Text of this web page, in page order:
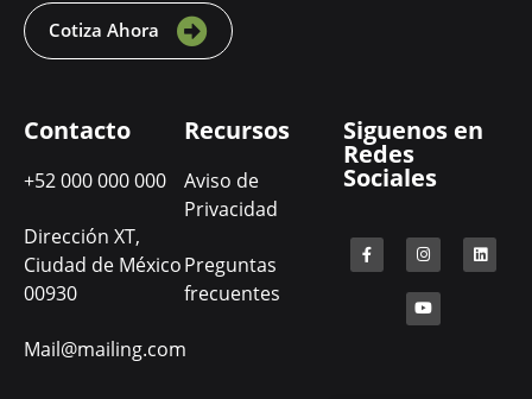
Cotiza Ahora
Contacto
+52 000 000 000
Dirección XT,
Ciudad de México
00930
Mail@mailing.com
Recursos
Aviso de
Privacidad
Preguntas
frecuentes
Siguenos en
Redes
Sociales